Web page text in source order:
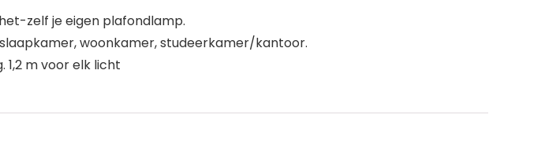
zelf je eigen plafondlamp.
woonkamer, studeerkamer/kantoor.
1,2 m voor elk licht